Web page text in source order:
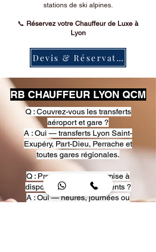
stations de ski alpines.
📞 Réservez votre Chauffeur de Luxe à
Lyon
Devis & Réservation
RB CHAUFFEUR LYON QCM
Q : Couvrez-vous les transferts
aéroport et gare ?
A : Oui — transferts Lyon Saint-
Exupéry, Part-Dieu, Perrache et
toutes gares régionales.
Q : Proposez-vous une mise à
disposition pour événements ?
A : Oui — heures, journées ou